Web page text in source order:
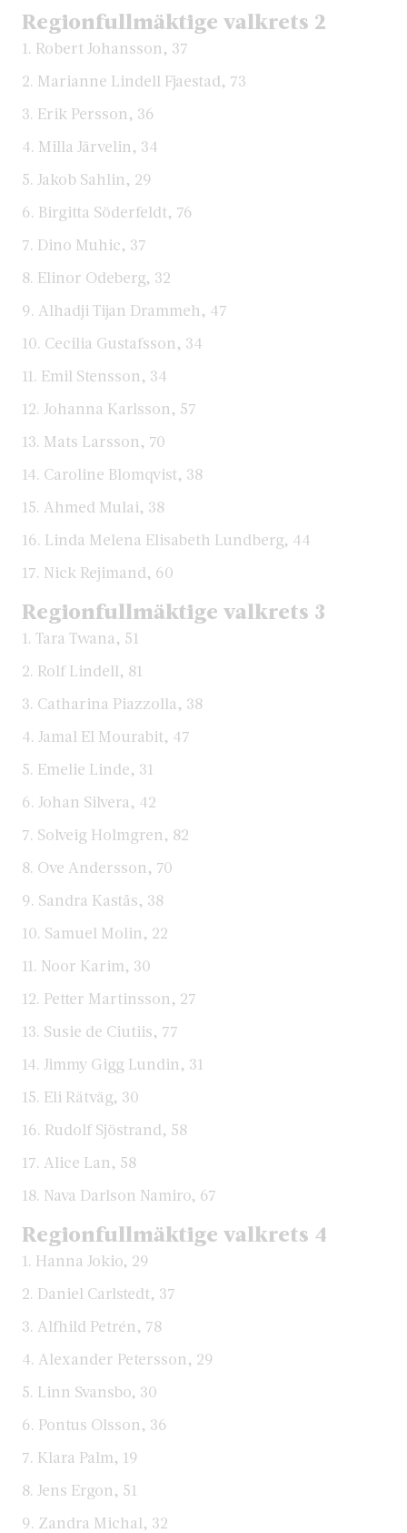
Regionfullmäktige valkrets 2
1. Robert Johansson, 37
2. Marianne Lindell Fjaestad, 73
3. Erik Persson, 36
4. Milla Järvelin, 34
5. Jakob Sahlin, 29
6. Birgitta Söderfeldt, 76
7. Dino Muhic, 37
8. Elinor Odeberg, 32
9. Alhadji Tijan Drammeh, 47
10. Cecilia Gustafsson, 34
11. Emil Stensson, 34
12. Johanna Karlsson, 57
13. Mats Larsson, 70
14. Caroline Blomqvist, 38
15. Ahmed Mulai, 38
16. Linda Melena Elisabeth Lundberg, 44
17. Nick Rejimand, 60
Regionfullmäktige valkrets 3
1. Tara Twana, 51
2. Rolf Lindell, 81
3. Catharina Piazzolla, 38
4. Jamal El Mourabit, 47
5. Emelie Linde, 31
6. Johan Silvera, 42
7. Solveig Holmgren, 82
8. Ove Andersson, 70
9. Sandra Kastås, 38
10. Samuel Molin, 22
11. Noor Karim, 30
12. Petter Martinsson, 27
13. Susie de Ciutiis, 77
14. Jimmy Gigg Lundin, 31
15. Eli Rätväg, 30
16. Rudolf Sjöstrand, 58
17. Alice Lan, 58
18. Nava Darlson Namiro, 67
Regionfullmäktige valkrets 4
1. Hanna Jokio, 29
2. Daniel Carlstedt, 37
3. Alfhild Petrén, 78
4. Alexander Petersson, 29
5. Linn Svansbo, 30
6. Pontus Olsson, 36
7. Klara Palm, 19
8. Jens Ergon, 51
9. Zandra Michal, 32